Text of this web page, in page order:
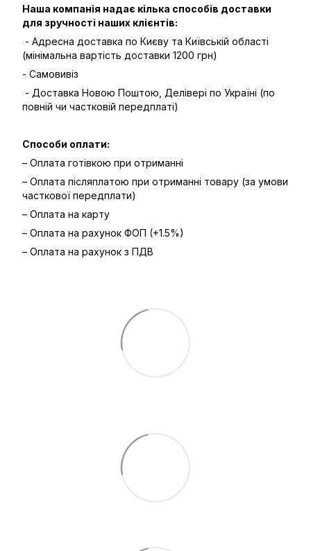
Наша компанія надає кілька способів доставки
для зручності наших клієнтів:
- Адресна доставка по Києву та Київській області
(мінімальна вартість доставки 1200 грн)
- Самовивіз
- Доставка Новою Поштою, Делівері по Україні (по
повній чи частковій передплаті)
Способи оплати:
– Оплата готівкою при отриманні
– Оплата післяплатою при отриманні товару (за умови
часткової передплати)
– Оплата на карту
– Оплата на рахунок ФОП (+1.5%)
– Оплата на рахунок з ПДВ